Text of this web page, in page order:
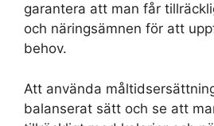
garantera att man får
och näringsämnen för att
behov.
Att använda
balanserat sätt och se att